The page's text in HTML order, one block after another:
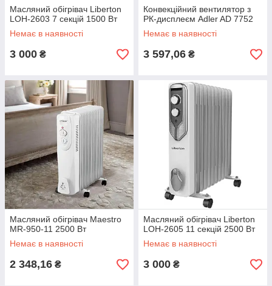
Масляний обігрівач Liberton
LOH-2603 7 секцій 1500 Вт
Немає в наявності
3 000 ₴
Конвекційний вентилятор з
РК-дисплеєм Adler AD 7752
Немає в наявності
3 597,06 ₴
Масляний обігрівач Maestro
MR-950-11 2500 Вт
Немає в наявності
2 348,16 ₴
Масляний обігрівач Liberton
LOH-2605 11 секцій 2500 Вт
Немає в наявності
3 000 ₴